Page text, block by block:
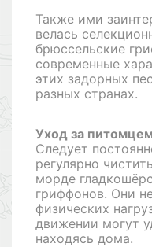
Также ими
велась
брюссельские
современные
этих задорных
разных странах.
Уход за
Следует
регулярно
морде
гриффонов. Они
физических
движении могут
находясь дома.